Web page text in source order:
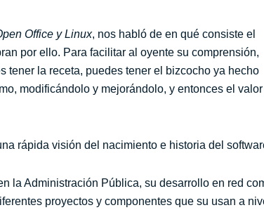
Office y Linux, nos habló de en qué consiste el
por ello. Para facilitar al oyente su comprensión,
tener la receta, puedes tener el bizcocho ya hecho
modificándolo y mejorándolo, y entonces el
rápida visión del nacimiento e historia del
la Administración Pública, su desarrollo en red
proyectos y componentes que su usan a